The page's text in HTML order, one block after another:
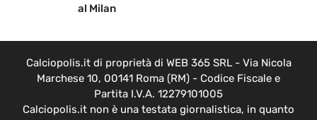
al Milan
Calciopolis.it di proprietà di WEB 365 SRL - Via Nicola
Marchese 10, 00141 Roma (RM) - Codice Fiscale e
Partita I.V.A. 12279101005
Calciopolis.it non è una testata giornalistica, in quanto